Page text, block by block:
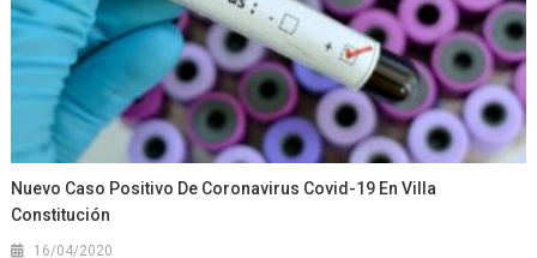
Nuevo Caso Positivo De Coronavirus Covid-19 En Villa
Constitución
16/04/2020